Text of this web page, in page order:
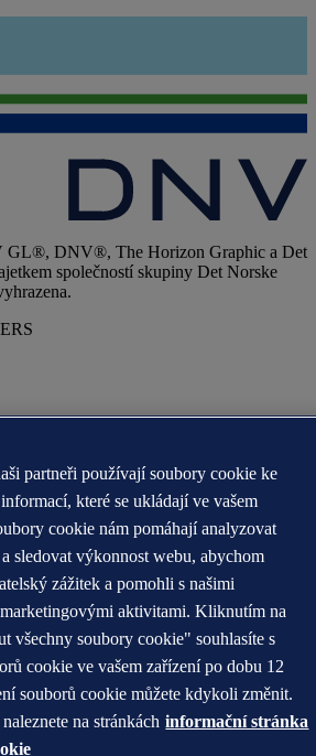
GL®, DNV®, The Horizon Graphic a Det
společností skupiny Det Norske
partneři používají soubory cookie ke
které se ukládají ve vašem
cookie nám pomáhají analyzovat
sledovat výkonnost webu, abychom
zážitek a pomohli s našimi
aktivitami. Kliknutím na
všechny soubory cookie" souhlasíte s
cookie ve vašem zařízení po dobu 12
souborů cookie můžete kdykoli změnit.
na stránkách informační stránka